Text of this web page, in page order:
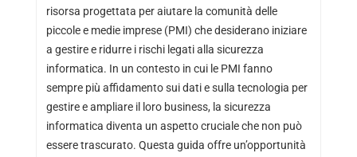
risorsa progettata per aiutare la comunità delle
piccole e medie imprese (PMI) che desiderano iniziare
a gestire e ridurre i rischi legati alla sicurezza
informatica. In un contesto in cui le PMI fanno
sempre più affidamento sui dati e sulla tecnologia per
gestire e ampliare il loro business, la sicurezza
informatica diventa un aspetto cruciale che non può
essere trascurato. Questa guida offre un’opportunità